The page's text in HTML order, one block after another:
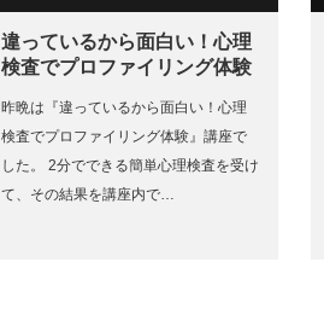
違っているから面白い！心理
検査でプロファイリング体験
昨晩は『違っているから面白い！心理
検査でプロファイリング体験』講座で
した。 2分でできる簡単心理検査を受け
て、その結果を講座内で…